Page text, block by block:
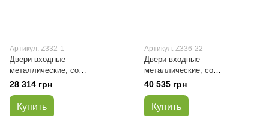
Артикул: Z332-1
Двери входные
металлические, со
стеклопакетом
28 314 грн
Купить
Артикул: Z336-22
Двери входные
металлические, со
стеклопакетом и ковкой
40 535 грн
Купить